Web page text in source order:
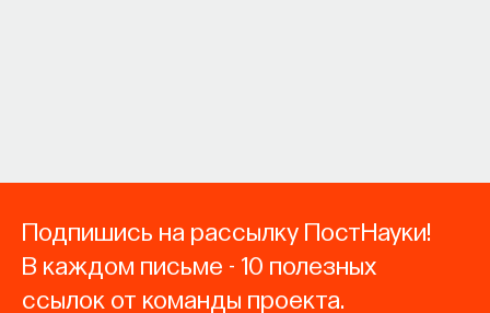
Подпишись на рассылку ПостНауки!
В каждом письме - 10 полезных
ссылок от команды проекта.